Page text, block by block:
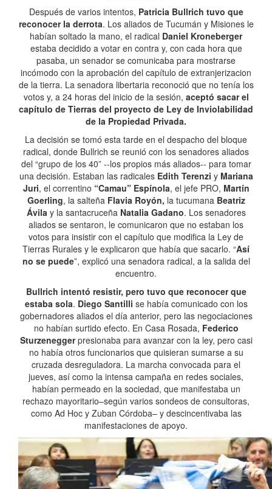
Después de varios intentos, Patricia Bullrich tuvo que
reconocer la derrota. Los aliados de Tucumán y Misiones le
habían soltado la mano, el radical Daniel Kroneberger
estaba decidido a votar en contra y, con cada hora que
pasaba, un senador se comunicaba para mostrarse
incómodo con la aprobación del capítulo de extranjerizacion
de la tierra. La senadora libertaria reconoció que no tenía los
votos y, a 24 horas del inicio de la sesión, aceptó sacar el
capítulo de Tierras del proyecto de Ley de Inviolabilidad
de la Propiedad Privada.
La decisión se tomó esta tarde en el despacho del bloque
radical, donde Bullrich se reunió con los senadores aliados
del “grupo de los 40” --los propios más aliados-- para tomar
una decisión. Estaban las radicales Edith Terenzi y Mariana
Juri, el correntino “Camau” Espínola, el jefe PRO, Martín
Goerling, la salteña Flavia Royón, la tucumana Beatriz
Ávilay la santacruceñaNatalia Gadano. Los senadores
aliados se sentaron, le comunicaron que no estaban los
votos para insistir con el capítulo que modifica la Ley de
Tierras Rurales y le explicaron que había que sacarlo. “Así
no se puede”, explicó una senadora radical, a la salida del
encuentro.
Bullrich intentó resistir, pero tuvo que reconocer que
estaba sola. Diego Santilli se había comunicado con los
gobernadores aliados el día anterior, pero las negociaciones
no habían surtido efecto. En Casa Rosada, Federico
Sturzeneggerpresionaba para avanzar con la ley, pero casi
no había otros funcionarios que quisieran sumarse a su
cruzada desreguladora. La marcha convocada para el
jueves, así como la intensa campaña en redes sociales,
habían permeado en la sociedad, que manifestaba un
rechazo mayoritario–según varios sondeos de consultoras,
como Ad Hoc y Zuban Córdoba– y descincentivaba las
manifestaciones de apoyo.